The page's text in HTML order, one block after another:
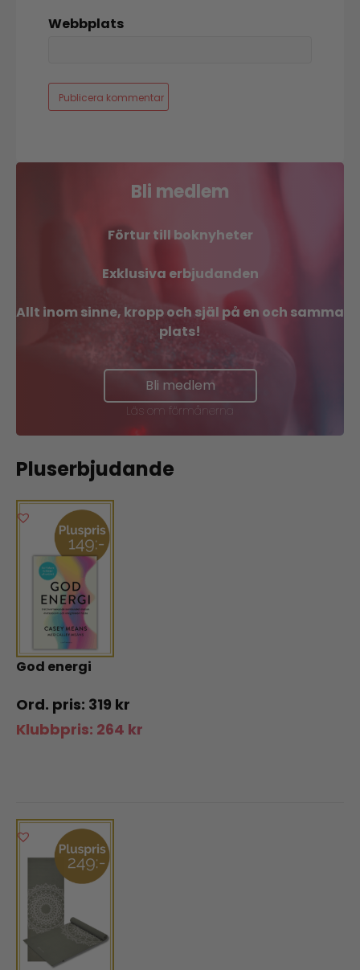
Webbplats
Bli medlem
Förtur till boknyheter
Exklusiva erbjudanden
Allt inom sinne, kropp och själ på en och samma
plats!
Bli medlem
Läs om förmånerna
Pluserbjudande
God energi
319 kr
Klubbpris: 264 kr